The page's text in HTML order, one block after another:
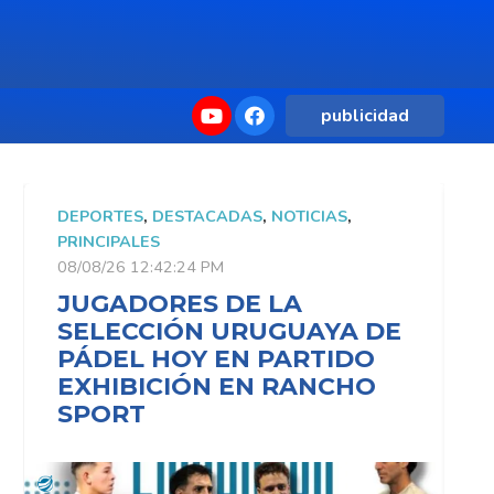
publicidad
DEPORTES, DESTACADAS, NOTICIAS,
PRINCIPALES
08/08/26 12:42:24 PM
JUGADORES DE LA
SELECCIÓN URUGUAYA DE
PÁDEL HOY EN PARTIDO
EXHIBICIÓN EN RANCHO
SPORT